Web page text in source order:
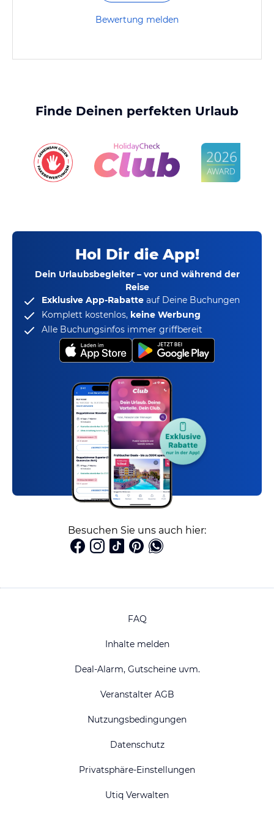
Bewertung melden
Finde Deinen perfekten Urlaub
Hol Dir die App!
Dein Urlaubsbegleiter – vor und während der
Reise
Exklusive App-Rabatte auf Deine Buchungen
Komplett kostenlos, keine Werbung
Alle Buchungsinfos immer griffbereit
Besuchen Sie uns auch hier:
FAQ
Inhalte melden
Deal-Alarm, Gutscheine uvm.
Veranstalter AGB
Nutzungsbedingungen
Datenschutz
Privatsphäre-Einstellungen
Utiq Verwalten